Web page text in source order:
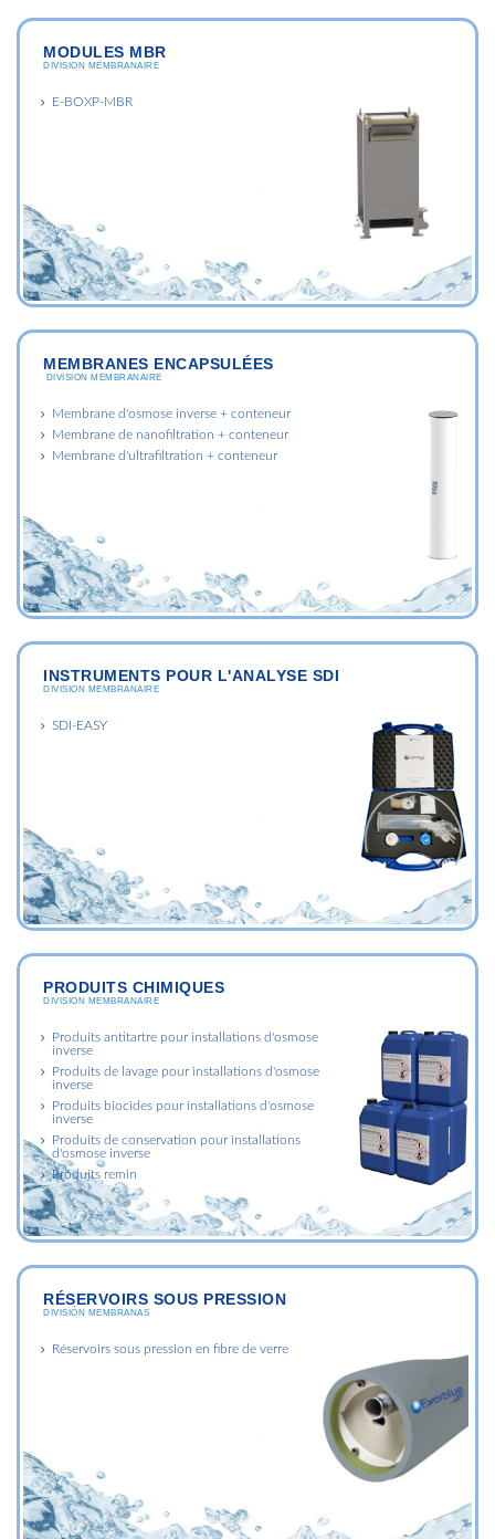
MODULES MBR
DIVISION MEMBRANAIRE
E-BOXP-MBR
MEMBRANES ENCAPSULÉES
DIVISION MEMBRANAIRE
Membrane d'osmose inverse + conteneur
Membrane de nanofiltration + conteneur
Membrane d'ultrafiltration + conteneur
INSTRUMENTS POUR L'ANALYSE SDI
DIVISION MEMBRANAIRE
SDI-EASY
PRODUITS CHIMIQUES
DIVISION MEMBRANAIRE
Produits antitartre pour installations d'osmose
inverse
Produits de lavage pour installations d'osmose
inverse
Produits biocides pour installations d'osmose
inverse
Produits de conservation pour installations
d'osmose inverse
Produits remin
RÉSERVOIRS SOUS PRESSION
DIVISIÓN MEMBRANAS
Réservoirs sous pression en fibre de verre